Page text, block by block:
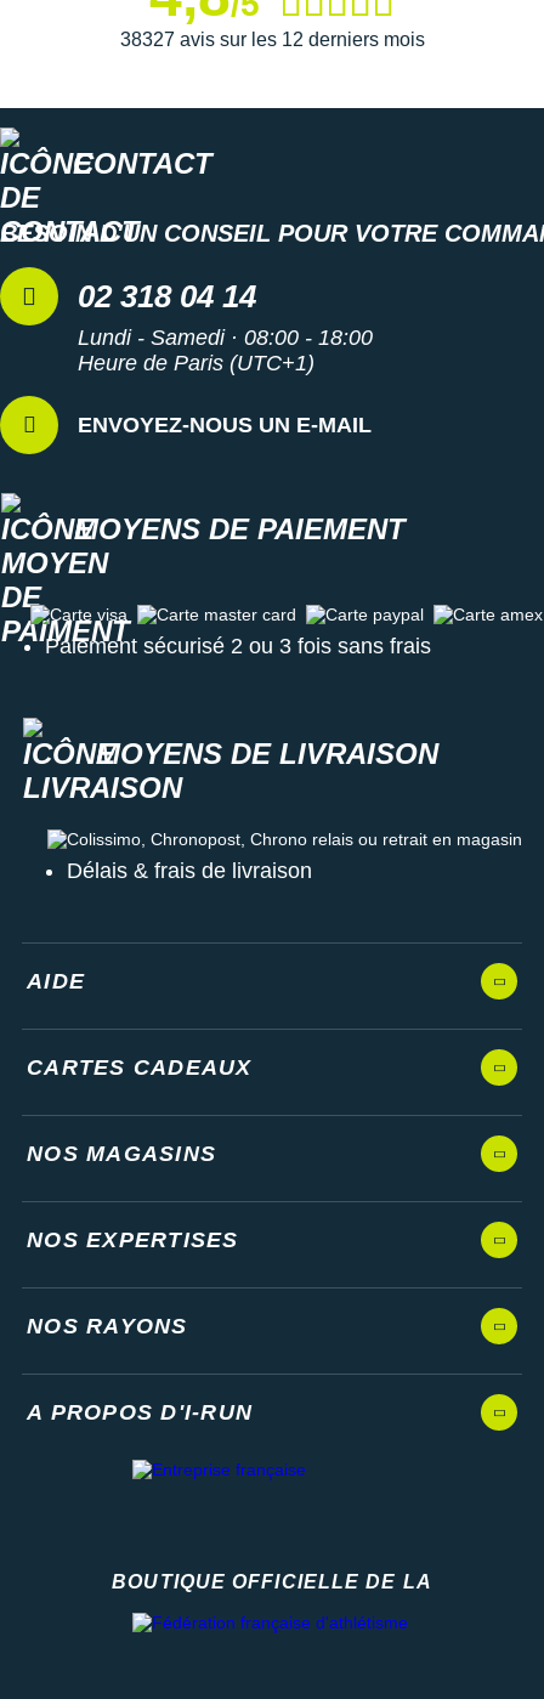
Housse de transport souple
38327 avis sur les 12 derniers mois
CONTACT
BESOIN D'UN CONSEIL POUR VOTRE
02 318 04 14
Lundi - Samedi · 08:00 - 18:00
Heure de Paris (UTC+1)
ENVOYEZ-NOUS UN E-MAIL
MOYENS DE PAIEMENT
Carte visa Carte master card Carte paypal Carte amex
Paiement sécurisé 2 ou 3 fois sans frais
MOYENS DE LIVRAISON
Colissimo, Chronopost, Chrono relais ou retrait en magasin
Délais & frais de livraison
AIDE
CARTES CADEAUX
NOS MAGASINS
NOS EXPERTISES
NOS RAYONS
A PROPOS D'I-RUN
BOUTIQUE OFFICIELLE DE LA